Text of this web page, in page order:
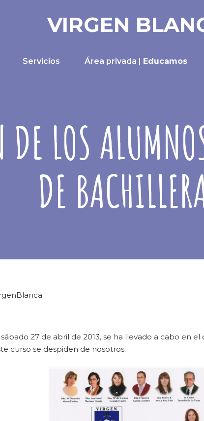
VIRGEN
Servicios Área privada | Educamos
LOS
DE
sábado 27 de abril de 2013, se ha llevado a cabo en
curso se despiden de nosotros.